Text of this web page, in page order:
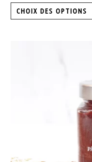
CHOIX DES OPTIONS